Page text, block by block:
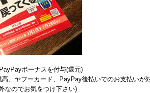
ボーナスを付与(還元)
、ヤフーカード、PayPay後払いでのお支払いが
なのでお気をつけ下さい)